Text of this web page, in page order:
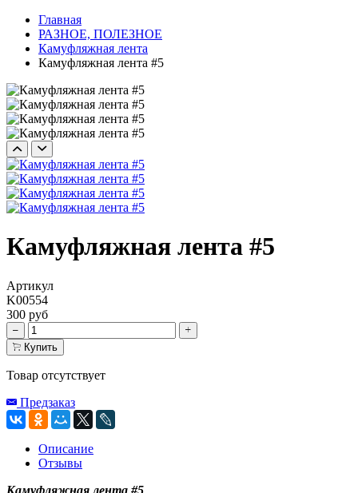
Главная
РАЗНОЕ, ПОЛЕЗНОЕ
Камуфляжная лента
Камуфляжная лента #5
Камуфляжная лента #5
Артикул
K00554
300 руб
Купить
Товар отсутствует
Предзаказ
Описание
Отзывы
Камуфляжная лента #5